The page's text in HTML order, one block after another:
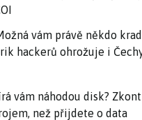
vám právě někdo
hackerů ohrožuje i
vám náhodou disk?
než přijdete o data